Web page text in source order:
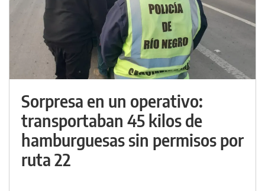
Sorpresa en un operativo:
transportaban 45 kilos de
hamburguesas sin permisos por
ruta 22